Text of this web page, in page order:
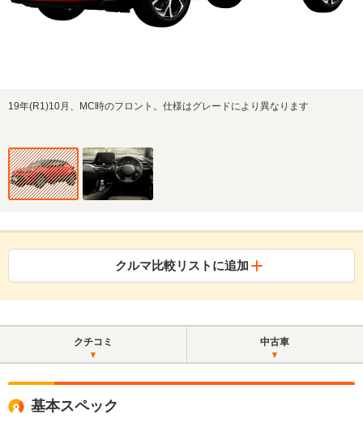
19年(R1)10月、MC時のフロント。仕様はグレードにより異なります
クルマ比較リストに追加
クチコミ 中古車
基本スペック